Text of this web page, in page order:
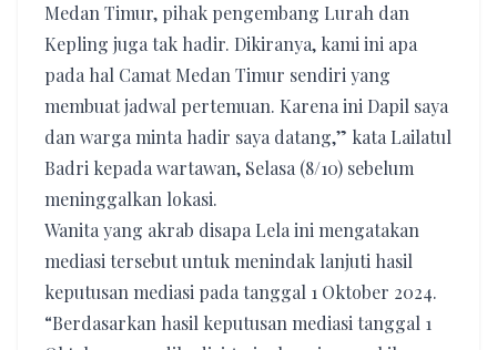
Medan Timur, pihak pengembang Lurah dan
Kepling juga tak hadir. Dikiranya, kami ini apa
pada hal Camat Medan Timur sendiri yang
membuat jadwal pertemuan. Karena ini Dapil saya
dan warga minta hadir saya datang,” kata Lailatul
Badri kepada wartawan, Selasa (8/10) sebelum
meninggalkan lokasi.
Wanita yang akrab disapa Lela ini mengatakan
mediasi tersebut untuk menindak lanjuti hasil
keputusan mediasi pada tanggal 1 Oktober 2024.
“Berdasarkan hasil keputusan mediasi tanggal 1